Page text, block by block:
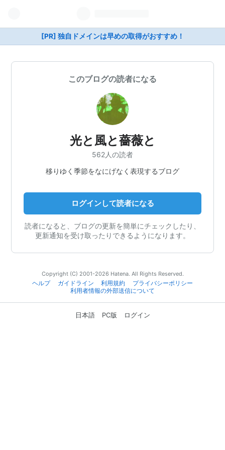
[PR] 独自ドメインは早めの取得がおすすめ！
このブログの読者になる
光と風と薔薇と
562人の読者
移りゆく季節をなにげなく表現するブログ
ログインして読者になる
読者になると、ブログの更新を簡単にチェックしたり、
更新通知を受け取ったりできるようになります。
Copyright (C) 2001-2026 Hatena. All Rights Reserved.
ヘルプ
ガイドライン 利用規約
プライバシーポリシー
利用者情報の外部送信について
日本語 PC版 ログイン